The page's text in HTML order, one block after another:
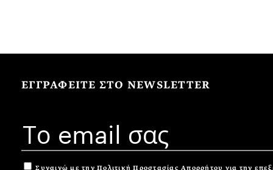
ΕΓΓΡΑΦΕΙΤΕ ΣΤΟ NEWSLETTER
Συναινώ με την Πολιτική Προστασίας Απορρήτου για την